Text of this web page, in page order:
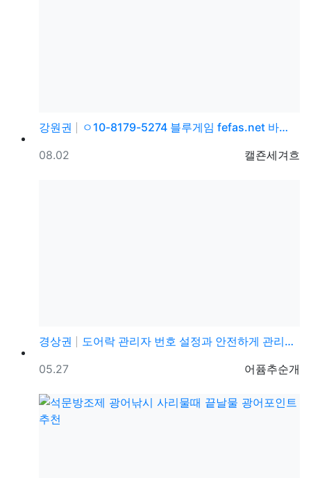
강원권
ㅇ10-8179-5274 블루게임 fefas.net 바…
등록자
캘죤세겨흐
등록일
08.02
경상권
도어락 관리자 번호 설정과 안전하게 관리하는 방법
등록자
어퓸추순개
등록일
05.27